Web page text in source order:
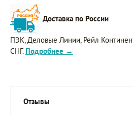
Доставка по России
ПЭК, Деловые Линии, Рейл
СНГ. Подробнее →
Отзывы